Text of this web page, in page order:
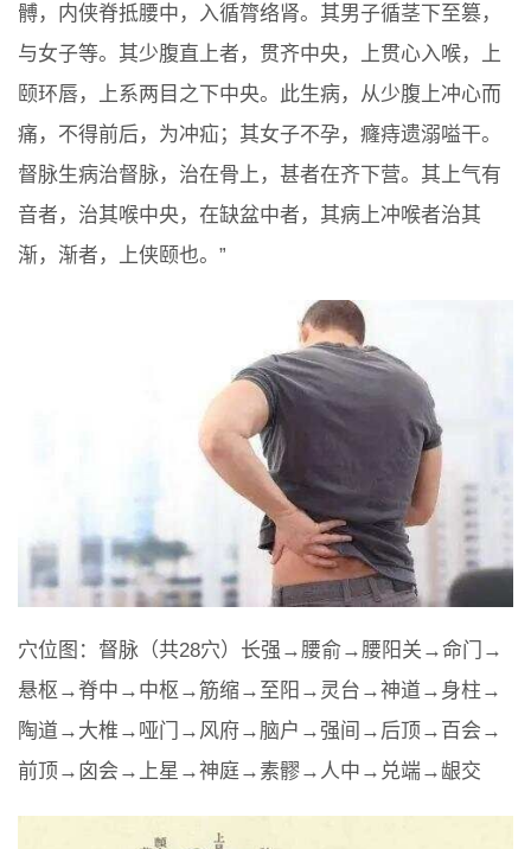
髆，内侠脊抵腰中，入循膂络肾。其男子循茎下至篡，
与女子等。其少腹直上者，贯齐中央，上贯心入喉，上
颐环唇，上系两目之下中央。此生病，从少腹上冲心而
痛，不得前后，为冲疝；其女子不孕，癃痔遗溺嗌干。
督脉生病治督脉，治在骨上，甚者在齐下营。其上气有
音者，治其喉中央，在缺盆中者，其病上冲喉者治其
渐，渐者，上侠颐也。”
穴位图：督脉（共28穴）长强→腰俞→腰阳关→命门→
悬枢→脊中→中枢→筋缩→至阳→灵台→神道→身柱→
陶道→大椎→哑门→风府→脑户→强间→后顶→百会→
前顶→囟会→上星→神庭→素髎→人中→兑端→龈交